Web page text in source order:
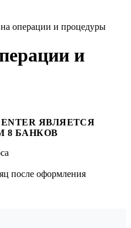
на операции и процедуры
и
ЯВЛЯЕТСЯ
8 БАНКОВ
после оформления